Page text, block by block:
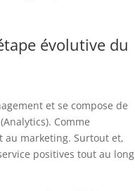
évolutive du
et se compose de
Comme
au marketing. Surtout et,
positives tout au long